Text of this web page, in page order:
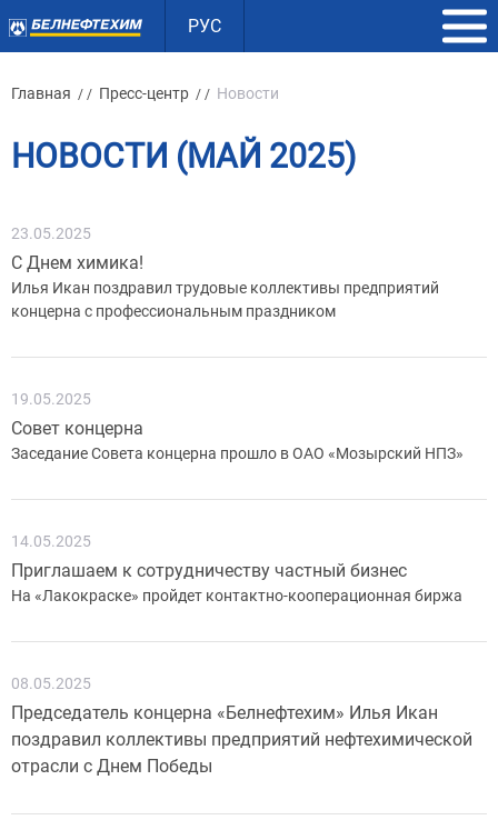
РУС
Главная / / Пресс-центр / / Новости
НОВОСТИ (МАЙ 2025)
23.05.2025
С Днем химика!
Илья Икан поздравил трудовые коллективы предприятий
концерна с профессиональным праздником
19.05.2025
Совет концерна
Заседание Совета концерна прошло в ОАО «Мозырский НПЗ»
14.05.2025
Приглашаем к сотрудничеству частный бизнес
На «Лакокраске» пройдет контактно-кооперационная биржа
08.05.2025
Председатель концерна «Белнефтехим» Илья Икан
поздравил коллективы предприятий нефтехимической
отрасли с Днем Победы